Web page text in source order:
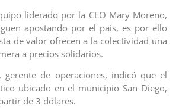
liderado por la CEO Mary Moreno,
apostando por el país, es por ello
de valor ofrecen a la colectividad una
a precios solidarios.
gerente de operaciones, indicó que el
ubicado en el municipio San Diego,
de 3 dólares.